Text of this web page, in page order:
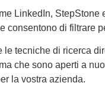
LinkedIn, StepStone
di filtrare
tecniche di ricerca
che sono aperti a
la vostra azienda.